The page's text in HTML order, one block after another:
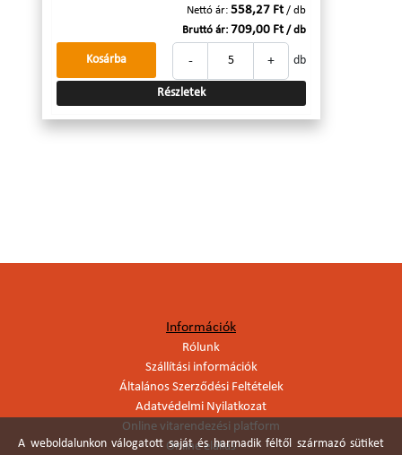
Nettó ár: 558,27 Ft / db
Bruttó ár: 709,00 Ft / db
- + db
Kosárba
Részletek
Információk
Rólunk
Szállítási információk
Általános Szerződési Feltételek
Adatvédelmi Nyilatkozat
Online vitarendezési platform
Online elállás
A weboldalunkon válogatott saját és harmadik féltől származó sütiket